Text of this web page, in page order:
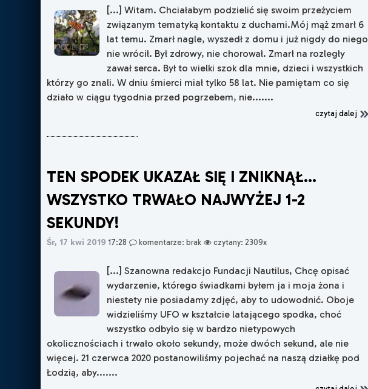
[...] Witam. Chciałabym podzielić się swoim przeżyciem
związanym tematyką kontaktu z duchami.Mój mąż zmarł 6
lat temu. Zmarł nagle, wyszedł z domu i już nigdy do niego
nie wrócił. Był zdrowy, nie chorował. Zmarł na rozległy
zawał serca. Był to wielki szok dla mnie, dzieci i wszystkich
którzy go znali. W dniu śmierci miał tylko 58 lat. Nie pamiętam co się
działo w ciągu tygodnia przed pogrzebem, nie.......
czytaj dalej
TEN SPODEK UKAZAŁ SIĘ I ZNIKNĄŁ…
WSZYSTKO TRWAŁO NAJWYŻEJ 1-2
SEKUNDY!
Śr, 17 kwi 2019 17:28 komentarze: brak czytany: 2309x
[...] Szanowna redakcjo Fundacji Nautilus, Chcę opisać
wydarzenie, którego świadkami byłem ja i moja żona i
niestety nie posiadamy zdjęć, aby to udowodnić. Oboje
widzieliśmy UFO w kształcie latającego spodka, choć
wszystko odbyło się w bardzo nietypowych
okolicznościach i trwało około sekundy, może dwóch sekund, ale nie
więcej. 21 czerwca 2020 postanowiliśmy pojechać na naszą działkę pod
Łodzią, aby.......